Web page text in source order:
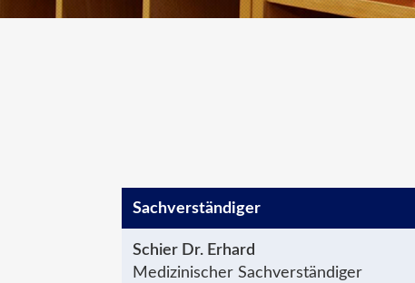
Sachver­ständiger
Schier Dr. Erhard
Medizinischer Sachverständiger